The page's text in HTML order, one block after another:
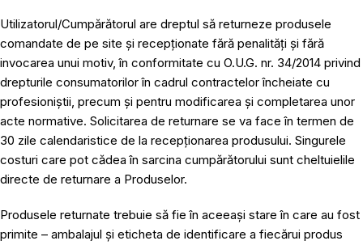
Utilizatorul/Cumpărătorul are dreptul să returneze produsele
comandate de pe site și recepționate fără penalități și fără
invocarea unui motiv, în conformitate cu O.U.G. nr. 34/2014 privind
drepturile consumatorilor în cadrul contractelor încheiate cu
profesioniștii, precum și pentru modificarea și completarea unor
acte normative. Solicitarea de returnare se va face în termen de
30 zile calendaristice de la recepționarea produsului. Singurele
costuri care pot cădea în sarcina cumpărătorului sunt cheltuielile
directe de returnare a Produselor.
Produsele returnate trebuie să fie în aceeași stare în care au fost
primite – ambalajul și eticheta de identificare a fiecărui produs